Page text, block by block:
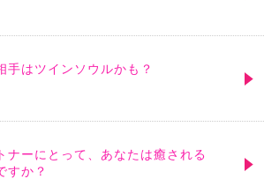
手はツインソウルかも？
ナーにとって、あなたは癒される
すか？